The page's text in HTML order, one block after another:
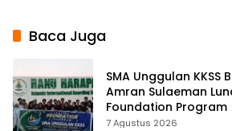
Baca Juga
SMA Unggulan KKSS
Amran Sulaeman
Foundation Program
7 Agustus 2026